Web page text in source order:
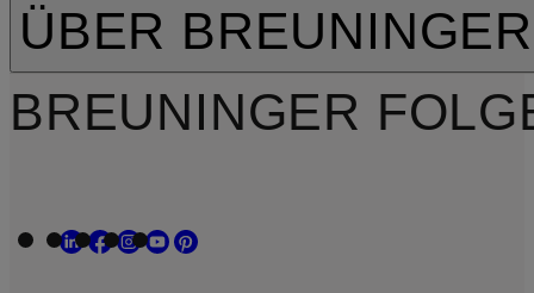
ÜBER BREUNINGER
BREUNINGER